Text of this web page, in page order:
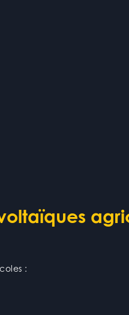
: